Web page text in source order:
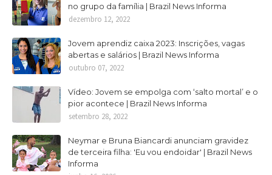
no grupo da família | Brazil News Informa
dezembro 12, 2022
Jovem aprendiz caixa 2023: Inscrições, vagas
abertas e salários | Brazil News Informa
outubro 07, 2022
Vídeo: Jovem se empolga com ‘salto mortal’ e o
pior acontece | Brazil News Informa
setembro 28, 2022
Neymar e Bruna Biancardi anunciam gravidez
de terceira filha: 'Eu vou endoidar' | Brazil News
Informa